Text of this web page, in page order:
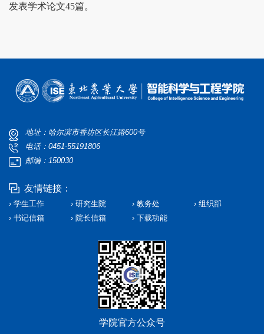
发表学术论文45篇。
地址：哈尔滨市香坊区长江路600号
电话：0451-55191806
邮编：150030
友情链接：
› 学生工作 › 研究生院 › 教务处
› 组织部
› 书记信箱
› 院长信箱 › 下载功能
学院官方公众号